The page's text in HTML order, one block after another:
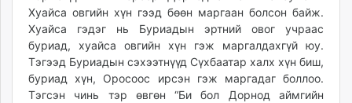
Хуайса овгийн хүн гээд бөөн маргаан болсон байж.
Хуайса гэдэг нь Буриадын эртний овог учраас
буриад, хуайса овгийн хүн гэж маргалдахгүй юу.
Тэгээд Буриадын сэхээтнүүд Сүхбаатар халх хүн биш,
буриад хүн, Оросоос ирсэн гэж маргадаг боллоо.
Тэгсэн чинь тэр өвгөн “Би бол Дорнод аймгийн